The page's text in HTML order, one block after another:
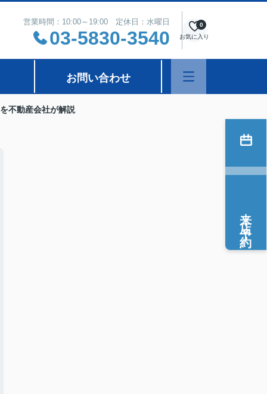
営業時間：10:00～19:00 定休日：水曜日
03-5830-3540 お気に入り
0
お問い合わせ
不動産会社が解説
来店予約